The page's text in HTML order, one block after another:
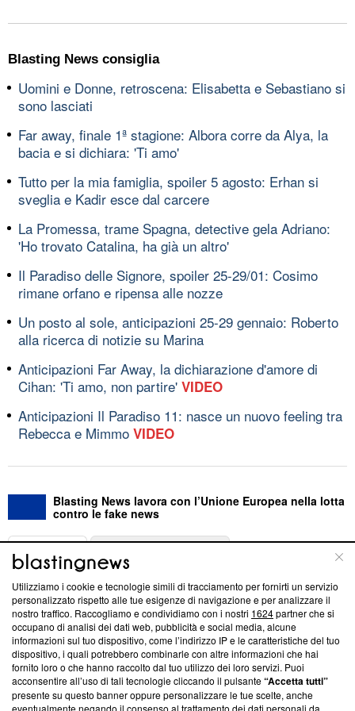
Blasting News consiglia
Uomini e Donne, retroscena: Elisabetta e Sebastiano si
sono lasciati
Far away, finale 1ª stagione: Albora corre da Alya, la
bacia e si dichiara: 'Ti amo'
Tutto per la mia famiglia, spoiler 5 agosto: Erhan si
sveglia e Kadir esce dal carcere
La Promessa, trame Spagna, detective gela Adriano:
'Ho trovato Catalina, ha già un altro'
Il Paradiso delle Signore, spoiler 25-29/01: Cosimo
rimane orfano e ripensa alle nozze
Un posto al sole, anticipazioni 25-29 gennaio: Roberto
alla ricerca di notizie su Marina
Anticipazioni Far Away, la dichiarazione d'amore di
Cihan: 'Ti amo, non partire' VIDEO
Anticipazioni Il Paradiso 11: nasce un nuovo feeling tra
Rebecca e Mimmo VIDEO
Blasting News lavora con l’Unione Europea nella lotta
contro le fake news
ABOUT
Questa sezione offre informazioni trasparenti su Blasting
News, sui nostri processi editoriali e su come ci impegniamo a
creare news di qualità. Inoltre, afferma la nostra aderenza a
‘Trust Project - News with Integrity’Blasting News non è
ancora membro del programma, ma ha richiesto di farne
parte; Trust Project non ha ancora effettuato una verifica di
conformità agli standard.
Utilizziamo i cookie e tecnologie simili di tracciamento per fornirti un servizio
personalizzato rispetto alle tue esigenze di navigazione e per analizzare il
nostro traffico. Raccogliamo e condividiamo con i nostri 1624partner che si
occupano di analisi dei dati web, pubblicità e social media, alcune
informazioni sul tuo dispositivo, come l’indirizzo IP e le caratteristiche del tuo
dispositivo, i quali potrebbero combinarle con altre informazioni che hai
fornito loro o che hanno raccolto dal tuo utilizzo dei loro servizi. Puoi
acconsentire all’uso di tali tecnologie cliccando il pulsante“Accetta tutti”
presente su questo banner oppure personalizzare le tue scelte, anche
eventualmente negando il consenso al trattamento dei dati personali da